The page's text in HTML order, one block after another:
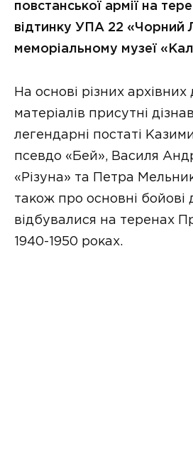
повстанської армії на
відтинку УПА 22 «Чорний
меморіальному музеї
На основі різних архівних
матеріалів присутні
легендарні постаті
псевдо «Бей», Василя
«Різуна» та Петра
також про основні бойові
відбувалися на теренах
1940-1950 роках.